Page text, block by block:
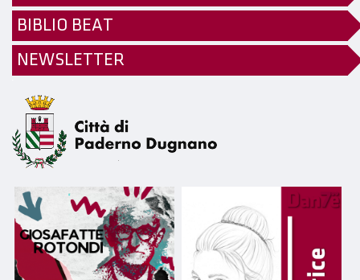
BIBLIO BEAT
NEWSLETTER